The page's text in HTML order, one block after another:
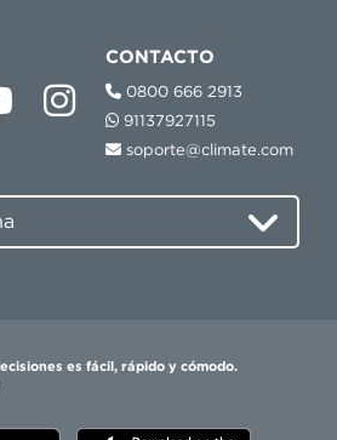
es fácil, rápido y cómodo.
CONTACTO
0800 666 2913
91137927115
soporte@climate.com